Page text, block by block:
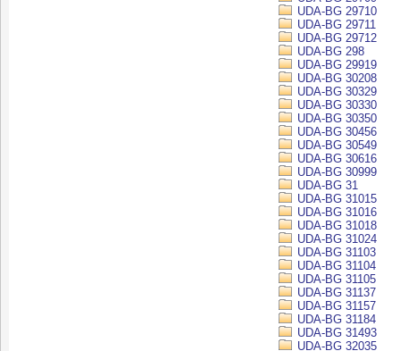
UDA-BG 29710
UDA-BG 29711
UDA-BG 29712
UDA-BG 298
UDA-BG 29919
UDA-BG 30208
UDA-BG 30329
UDA-BG 30330
UDA-BG 30350
UDA-BG 30456
UDA-BG 30549
UDA-BG 30616
UDA-BG 30999
UDA-BG 31
UDA-BG 31015
UDA-BG 31016
UDA-BG 31018
UDA-BG 31024
UDA-BG 31103
UDA-BG 31104
UDA-BG 31105
UDA-BG 31137
UDA-BG 31157
UDA-BG 31184
UDA-BG 31493
UDA-BG 32035